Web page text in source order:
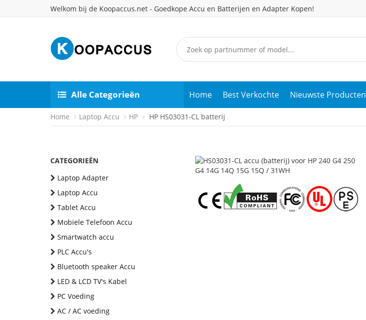
Welkom bij de Koopaccus.net - Goedkope Accu en Batterijen en Adapter Kopen!
Alle Categorieën Home Best Verkochte Nieuwste Producten
Home Laptop Accu HP HP HS03031-CL batterij
CATEGORIEËN
Laptop Adapter
Laptop Accu
Tablet Accu
Mobiele Telefoon Accu
Smartwatch accu
PLC Accu's
Bluetooth speaker Accu
LED & LCD TV's Kabel
PC Voeding
AC / AC voeding